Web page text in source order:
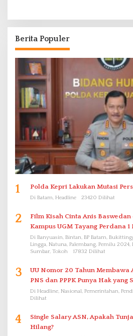
Berita Populer
1 Polda Kepri Lakukan Mutasi
Di Batam, Headline 23420 Dilihat
2
Film Kisah Cinta Anis
Kampus UGM Tayang Perdana
Di Banyuasin, Bintan, BP Batam,
Lingga, Natuna, Palembang, Pemilu 2024,
Sumbar, Tokoh
17832 Dilihat
3
UU Nomor 20 Tahun Membawa
PNS dan PPPK Punya Hak yang
Di Headline, Nasional, Pemerintahan,
Dilihat
4
Single Salary ASN, Apakah
Hilang?